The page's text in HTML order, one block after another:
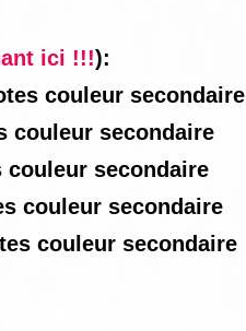
ici !!!):
couleur secondaire
couleur secondaire
secondaire
couleur secondaire
couleur secondaire